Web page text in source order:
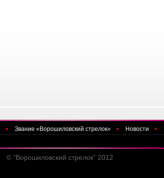
Звание «Ворошиловский стрелок» Новости
© “Ворошиловский стрелок” 2012